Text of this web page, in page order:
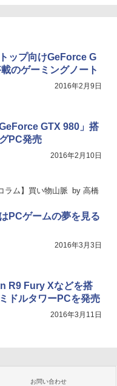
ップ向けGeForce G
のゲーミングノート
2016年2月9日
GTX 980」搭
PC発売
2016年2月10日
ラム】買い物山脈 by 高橋
PCゲームの夢を見る
2016年3月3日
R9 Fury Xなどを搭
ドルタワーPCを発売
2016年3月11日
お問い合わせ